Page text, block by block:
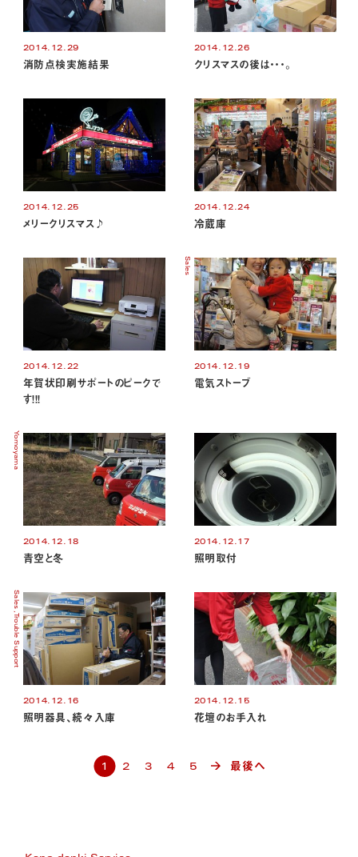
2014.12.29
消防点検実施結果
2014.12.26
クリスマスの後は・・・。
2014.12.25
メリークリスマス♪
2014.12.24
冷蔵庫
2014.12.22
年賀状印刷サポートのピークで
す！！！
2014.12.19
Sales
電気ストーブ
2014.12.18
Yomoyama
青空と冬
2014.12.17
照明取付
2014.12.16
Sales
Trouble Support
照明器具、続々入庫
2014.12.15
花壇のお手入れ
1 2 3 4 5 最後へ